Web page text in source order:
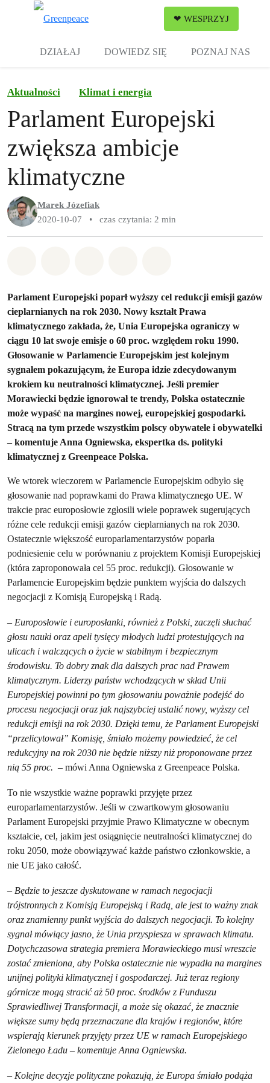
❤ WESPRZYJ
DZIAŁAJ DOWIEDZ SIĘ POZNAJ NAS
Aktualności Klimat i energia
Parlament Europejski
zwiększa ambicje
klimatyczne
Marek Józefiak
2020-10-07
• czas czytania: 2 min
Parlament Europejski poparł wyższy cel redukcji emisji gazów
cieplarnianych na rok 2030. Nowy kształt Prawa
klimatycznego zakłada, że, Unia Europejska ograniczy w
ciągu 10 lat swoje emisje o 60 proc. względem roku 1990.
Głosowanie w Parlamencie Europejskim jest kolejnym
sygnałem pokazującym, że Europa idzie zdecydowanym
krokiem ku neutralności klimatycznej. Jeśli premier
Morawiecki będzie ignorował te trendy, Polska ostatecznie
może wypaść na margines nowej, europejskiej gospodarki.
Stracą na tym przede wszystkim polscy obywatele i obywatelki
– komentuje Anna Ogniewska, ekspertka ds. polityki
klimatycznej z Greenpeace Polska.
We wtorek wieczorem w Parlamencie Europejskim odbyło się
głosowanie nad poprawkami do Prawa klimatycznego UE. W
trakcie prac europosłowie zgłosili wiele poprawek sugerujących
różne cele redukcji emisji gazów cieplarnianych na rok 2030.
Ostatecznie większość europarlamentarzystów poparła
podniesienie celu w porównaniu z projektem Komisji Europejskiej
(która zaproponowała cel 55 proc. redukcji). Głosowanie w
Parlamencie Europejskim będzie punktem wyjścia do dalszych
negocjacji z Komisją Europejską i Radą.
– Europosłowie i europosłanki, również z Polski, zaczęli słuchać
głosu nauki oraz apeli tysięcy młodych ludzi protestujących na
ulicach i walczących o życie w stabilnym i bezpiecznym
środowisku. To dobry znak dla dalszych prac nad Prawem
klimatycznym. Liderzy państw wchodzących w skład Unii
Europejskiej powinni po tym głosowaniu poważnie podejść do
procesu negocjacji oraz jak najszybciej ustalić nowy, wyższy cel
redukcji emisji na rok 2030. Dzięki temu, że Parlament Europejski
“przelicytował” Komisję, śmiało możemy powiedzieć, że cel
redukcyjny na rok 2030 nie będzie niższy niż proponowane przez
nią 55 proc. – mówi Anna Ogniewska z Greenpeace Polska.
To nie wszystkie ważne poprawki przyjęte przez
europarlamentarzystów. Jeśli w czwartkowym głosowaniu
Parlament Europejski przyjmie Prawo Klimatyczne w obecnym
kształcie, cel, jakim jest osiągnięcie neutralności klimatycznej do
roku 2050, może obowiązywać każde państwo członkowskie, a
nie UE jako całość.
– Będzie to jeszcze dyskutowane w ramach negocjacji
trójstronnych z Komisją Europejską i Radą, ale jest to ważny znak
oraz znamienny punkt wyjścia do dalszych negocjacji. To kolejny
sygnał mówiący jasno, że Unia przyspiesza w sprawach klimatu.
Dotychczasowa strategia premiera Morawieckiego musi wreszcie
zostać zmieniona, aby Polska ostatecznie nie wypadła na margines
unijnej polityki klimatycznej i gospodarczej. Już teraz regiony
górnicze mogą stracić aż 50 proc. środków z Funduszu
Sprawiedliwej Transformacji, a może się okazać, że znacznie
większe sumy będą przeznaczane dla krajów i regionów, które
wspierają kierunek przyjęty przez UE w ramach Europejskiego
Zielonego Ładu – komentuje Anna Ogniewska.
– Kolejne decyzje polityczne pokazują, że Europa śmiało podąża